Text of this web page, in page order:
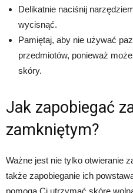
Delikatnie naciśnij
wycisnąć.
Pamiętaj, aby nie używać
przedmiotów, ponieważ
skóry.
Jak zapobiegać
zamkniętym?
Ważne jest nie tylko otwieranie
także zapobieganie ich